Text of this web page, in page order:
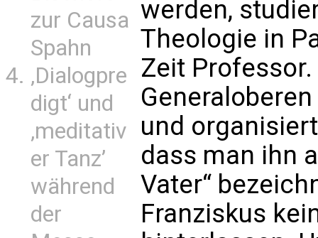
zur Causa
Spahn
‚Dialogpre
digt‘ und
‚meditativ
er Tanz’
während
der
werden,
Theologie in
Zeit
und
dass man ihn
Vater“
Franziskus